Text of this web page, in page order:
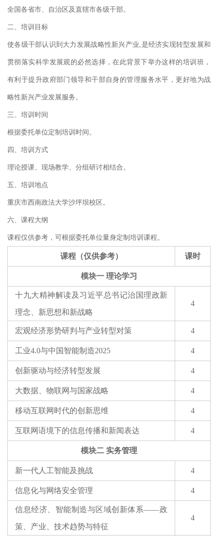
全国各省市、自治区及直辖市各级干部。
二、培训目标
使各级干部认识到大力发展战略性新兴产业,是经济实现转型发展和
贯彻落实科学发展观的必然选择，在此背景下举办这样的培训班，
有利于提升政府部门领导和干部自身的管理服务水平，更好地为战
略性新兴产业发展服务。
三、培训时间
根据委托单位定制培训时间。
四、培训方式
理论授课、现场教学、分组研讨相结合。
五、培训地点
重庆市西南政法大学沙坪坝校区。
六、课程大纲
课程仅供参考，可根据委托单位量身定制培训课程。
课程（仅供参考） 课时
模块一 理论学习
十九大精神解读及习近平总书记治国理政新
理念、新思想和新战略
4
宏观经济形势研判与产业转型对策 4
工业4.0与中国智能制造2025 4
创新驱动与经济转型发展 4
大数据、物联网与国家战略 4
移动互联网时代的创新思维 4
互联网语境下的信息传播和新闻表达 4
模块二 实务管理
新一代人工智能及挑战 4
信息化与网络安全管理 4
信息经济、智能制造与区域创新体系——政
策、产业、技术趋势与特征
4